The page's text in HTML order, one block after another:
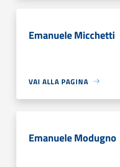
Emanuele Micchetti
VAI ALLA PAGINA
Emanuele Modugno